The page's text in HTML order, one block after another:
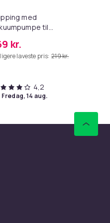
med
til
kr.
laveste pris: 219 kr.
4,2
fredag, 14 aug.